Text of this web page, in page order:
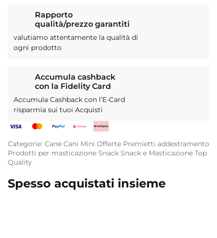
Rapporto
qualità/prezzo garantiti
valutiamo attentamente la qualità di
ogni prodotto
Accumula cashback
con la Fidelity Card
Accumula Cashback con l’E-Card
risparmia sui tuoi Acquisti
Categorie: Cane Cani Mini Offerte Premietti addestramento
Prodotti per masticazione Snack Snack e Masticazione Top
Quality
Spesso acquistati insieme